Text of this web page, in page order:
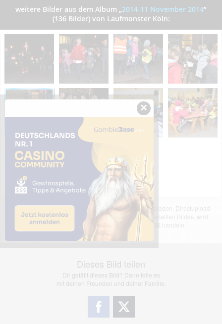
weitere Bilder aus dem Album „2014-11 November 2014”
(136 Bilder) von Laufmonster Köln:
Das dargestellte Bild wurde von einem Nutzer hochgeladen. Directupload
übernimmt keinerlei Haftung für den Inhalt des dargestellten Bildes, wird
jedoch bei Verstößen nach §2(3) unserer AGB handeln.
Dieses Bild teilen
Dir gefällt dieses Bild? Dann teile es
mit deinen Freunden und deiner Familie.
×